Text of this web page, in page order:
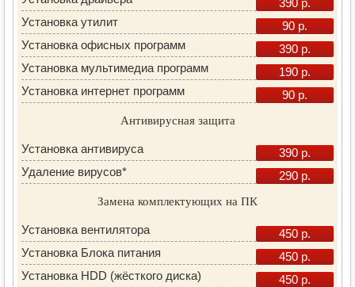
390 р.
Установка утилит
90 р.
Установка офисных программ
390 р.
Установка мультимедиа программ
190 р.
Установка интернет программ
90 р.
Антивирусная защита
Установка антивируса
390 р.
Удаление вирусов*
290 р.
Замена комплектующих на ПК
Установка вентилятора
450 р.
Установка Блока питания
450 р.
Установка HDD (жёсткого диска)
450 р.